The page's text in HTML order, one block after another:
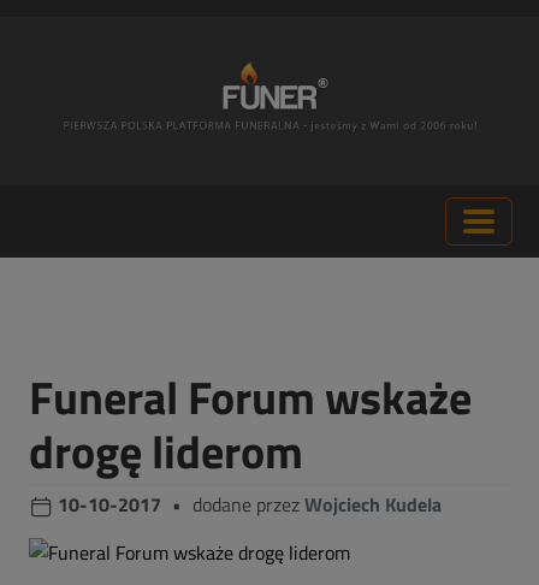
Funeral Forum wskaże
drogę liderom
10-10-2017 • dodane przezWojciech Kudela